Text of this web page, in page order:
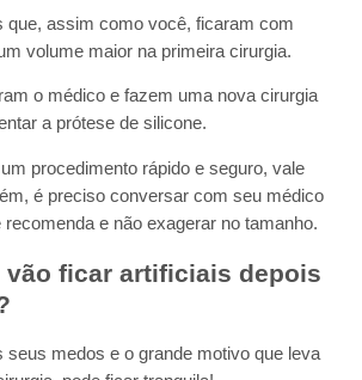
que, assim como você, ficaram com
volume maior na primeira cirurgia.
o médico e fazem uma nova cirurgia
a prótese de silicone.
procedimento rápido e seguro, vale
é preciso conversar com seu médico
recomenda e não exagerar no tamanho.
vão ficar artificiais depois
seus medos e o grande motivo que leva